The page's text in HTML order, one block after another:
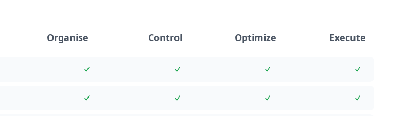
Organise Control Optimize Execute